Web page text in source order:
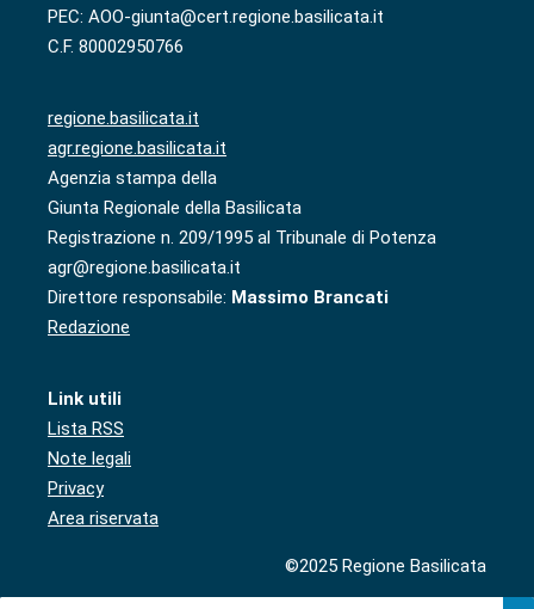
PEC: AOO-giunta@cert.regione.basilicata.it
C.F. 80002950766
regione.basilicata.it
agr.regione.basilicata.it
Agenzia stampa della
Giunta Regionale della Basilicata
Registrazione n. 209/1995 al Tribunale di Potenza
agr@regione.basilicata.it
Direttore responsabile: Massimo Brancati
Redazione
Link utili
Lista RSS
Note legali
Privacy
Area riservata
©2025 Regione Basilicata